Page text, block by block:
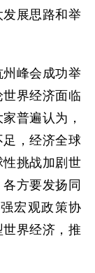
展思路和举
峰会成功举
界经济面临
普遍认为，
，经济全球
挑战加剧世
方要发扬同
宏观政策协
界经济，推